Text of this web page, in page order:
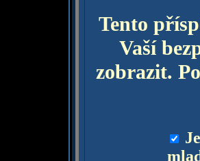
Tento
Vaší
zobrazit.